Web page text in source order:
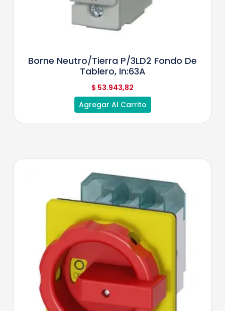
Borne Neutro/tierra P/3LD2 Fondo De
Tablero, In:63A
$ 53.943,82
Agregar Al Carrito